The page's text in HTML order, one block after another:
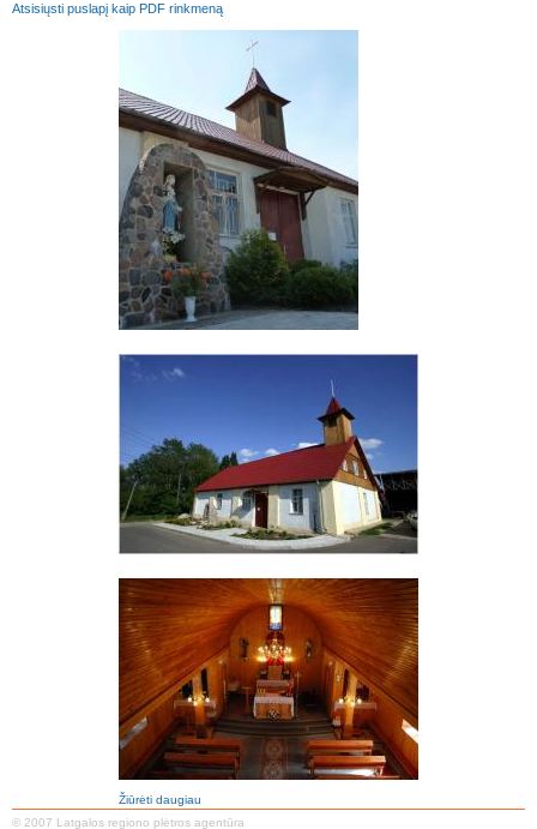
Atsisiųsti puslapį kaip PDF rinkmeną
Žiūrėti daugiau
© 2007 Latgalos regiono plėtros agentūra